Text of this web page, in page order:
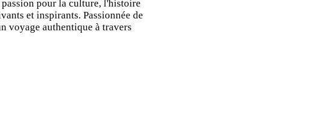
pour la culture, l'histoire
et inspirants. Passionnée de
voyage authentique à travers